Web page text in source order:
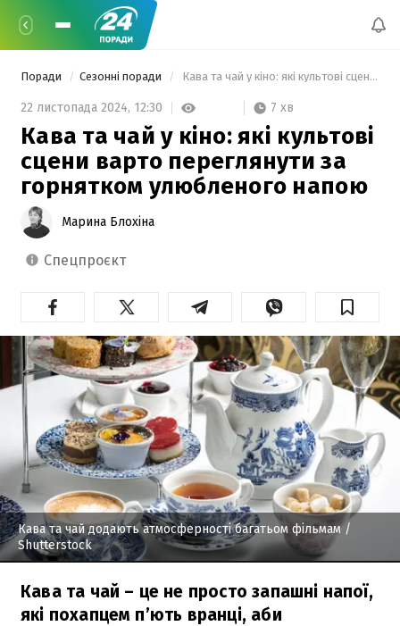
Поради Сезонні поради Кава та чай у кіно: які культові сцени варто переглянути за горнятком улюбленого напою
22 листопада 2024, 12:30 7 хв
Кава та чай у кіно: які культові
сцени варто переглянути за
горнятком улюбленого напою
Марина Блохіна
спецпроєкт
Кава та чай додають атмосферності багатьом фільмам/
Shutterstock
Кава та чай – це не просто запашні напої,
які похапцем п’ють вранці, аби